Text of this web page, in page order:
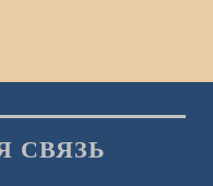
СВЯЗЬ